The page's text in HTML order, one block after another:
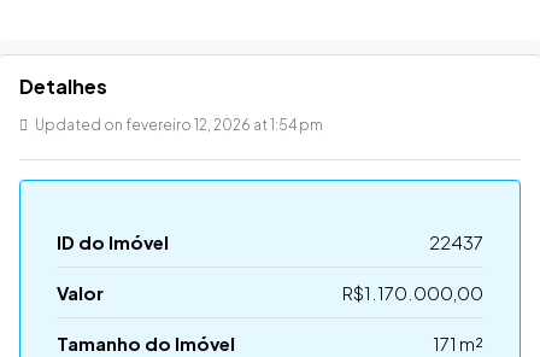
Detalhes
Updated on fevereiro 12, 2026 at 1:54 pm
ID do Imóvel 22437
Valor R$1.170.000,00
Tamanho do Imóvel 171 m²